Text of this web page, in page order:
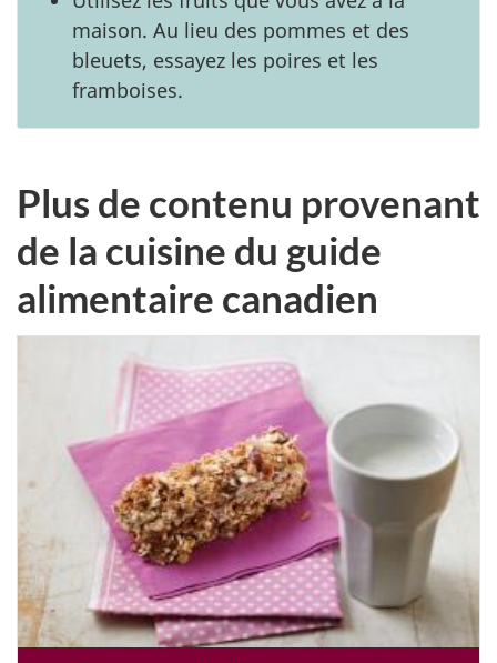
maison. Au lieu des pommes et des
bleuets, essayez les poires et les
framboises.
Plus de contenu provenant
de la cuisine du guide
alimentaire canadien